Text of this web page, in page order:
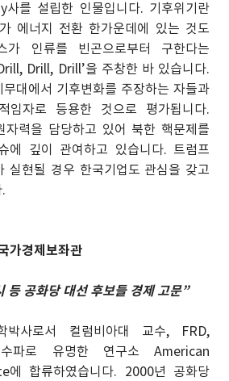
를 설립한 인물입니다. 기후위기란
에너지 전환 한가운데에 있는 것도
가 인류를 빈곤으로부터 구한다는
Drill, Drill’을 주창한 바 있습니다.
대에서 기후변화를 주장하는 자들과
임자로 등용한 것으로 평가됩니다.
자력을 담당하고 있어 북한 핵문제를
에 깊이 관여하고 있습니다. 트럼프
실현될 경우 한국기업도 관심을 갖고
경제보좌관
등 공화당 대선 후보들 경제 고문”
박사로서 컬럼비아대 교수, FRD,
파로 유명한 연구소 American
합류하였습니다. 2000년 공화당